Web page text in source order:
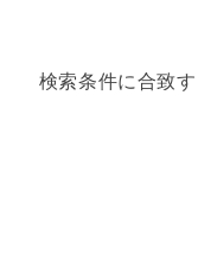
オイル10ml
検索条件に合致